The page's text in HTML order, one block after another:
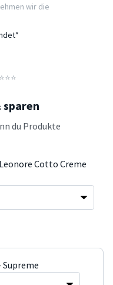
wir die
du Produkte
Cotto Creme